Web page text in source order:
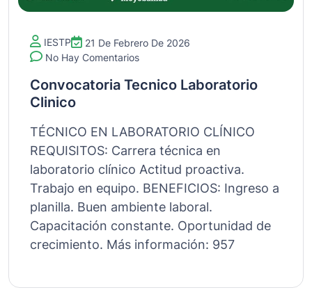
IESTP
21 De Febrero De 2026
No Hay Comentarios
Convocatoria Tecnico Laboratorio
Clinico
TÉCNICO EN LABORATORIO CLÍNICO
REQUISITOS: Carrera técnica en
laboratorio clínico Actitud proactiva.
Trabajo en equipo. BENEFICIOS: Ingreso a
planilla. Buen ambiente laboral.
Capacitación constante. Oportunidad de
crecimiento. Más información: 957